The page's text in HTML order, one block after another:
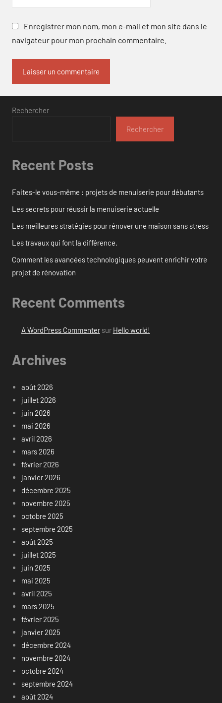
Enregistrer mon nom, mon e-mail et mon site dans le
navigateur pour mon prochain commentaire.
Rechercher
Rechercher
Recent Posts
Faites-le vous-même : projets de menuiserie pour débutants
Les secrets pour réussir la menuiserie actuelle
Les meilleures stratégies pour rénover une maison sans stress
Les travaux qui font la différence.
Comment les avancées technologiques peuvent enrichir votre
projet de rénovation
Recent Comments
A WordPress Commentersur Hello world!
Archives
août 2026
juillet 2026
juin 2026
mai 2026
avril 2026
mars 2026
février 2026
janvier 2026
décembre 2025
novembre 2025
octobre 2025
septembre 2025
août 2025
juillet 2025
juin 2025
mai 2025
avril 2025
mars 2025
février 2025
janvier 2025
décembre 2024
novembre 2024
octobre 2024
septembre 2024
août 2024